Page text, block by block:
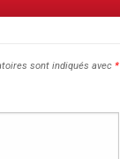
sont indiqués avec *